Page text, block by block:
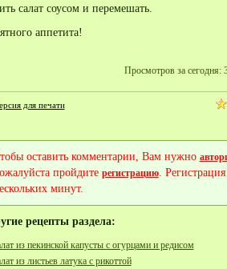
салат соусом и перемешать.
аппетита!
Просмотров за сегодня:
для печати
оставить комментарии, Вам нужно
пройдите регистрацию.
минут.
рецепты раздела:
из пекинской капусты с огурцами и редисом
из листьев латука с рикоттой